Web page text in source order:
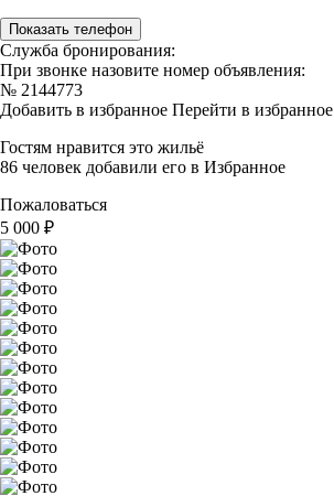
Показать телефон
Служба бронирования:
При звонке назовите номер объявления:
№ 2144773
Добавить в избранное Перейти в избранное
Гостям нравится это жильё
86 человек добавили его в Избранное
Пожаловаться
5 000 ₽